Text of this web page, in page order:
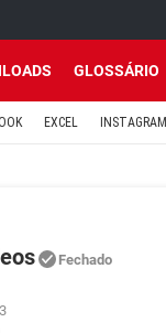
GLOSSÁRIO
EXCEL INSTAGRAM
Fechado